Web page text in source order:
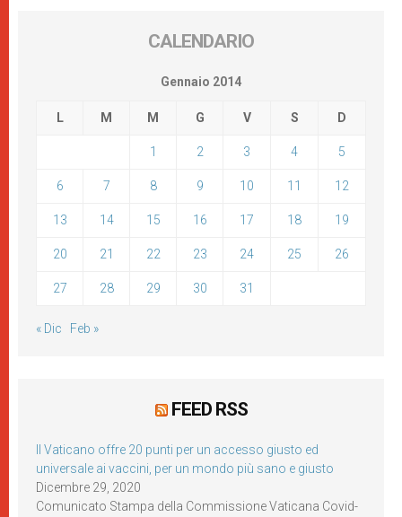
CALENDARIO
Gennaio 2014
L M M G V S D
1 2 3 4 5
6 7 8 9 10 11 12
13 14 15 16 17 18 19
20 21 22 23 24 25 26
27 28 29 30 31
« Dic Feb »
FEED RSS
Il Vaticano offre 20 punti per un accesso giusto ed
universale ai vaccini, per un mondo più sano e giusto
Dicembre 29, 2020
Comunicato Stampa della Commissione Vaticana Covid-